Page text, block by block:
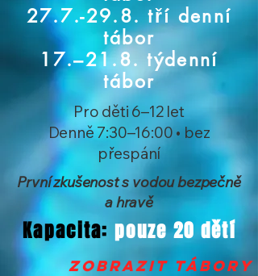
27.7.-29.8. tří denní
tábor
17.–21.8. týdenní
tábor
Pro děti 6–12 let
Denně 7:30–16:00 • bez
přespání
První zkušenost s vodou bezpečně
a hravě
Kapacita:pouze 20 dětí
zobrazit tábory